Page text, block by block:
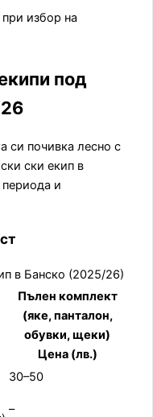
под
си почивка лесно с
ски екип в
и
в Банско (2025/26)
Пълен комплект
(яке, панталон,
обувки, щеки)
Цена (лв.)
30–50
–